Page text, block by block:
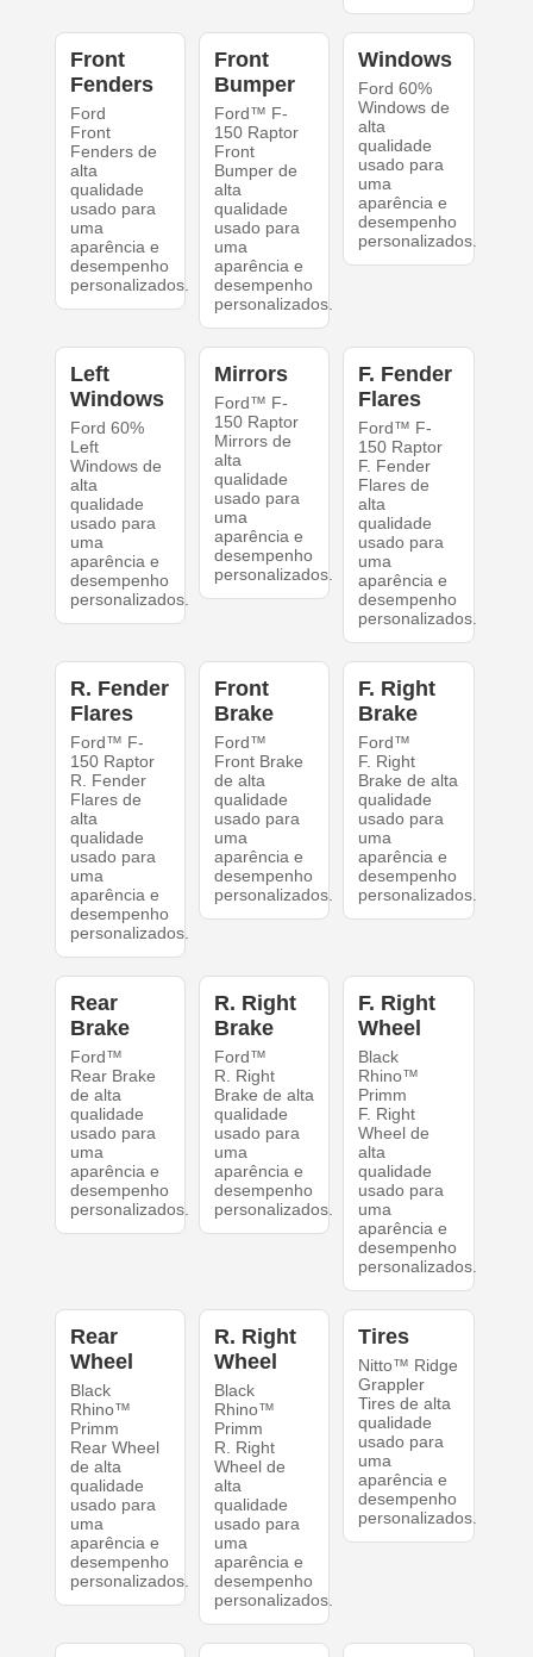
Front
Fenders
Ford
Front
Fenders de
alta
qualidade
usado para
uma
aparência e
desempenho
personalizados.
Front
Bumper
Ford™ F-
150 Raptor
Front
Bumper de
alta
qualidade
usado para
uma
aparência e
desempenho
personalizados.
Windows
Ford 60%
Windows de
alta
qualidade
usado para
uma
aparência e
desempenho
personalizados.
Left
Windows
Ford 60%
Left
Windows de
alta
qualidade
usado para
uma
aparência e
desempenho
personalizados.
Mirrors
Ford™ F-
150 Raptor
Mirrors de
alta
qualidade
usado para
uma
aparência e
desempenho
personalizados.
F. Fender
Flares
Ford™ F-
150 Raptor
F. Fender
Flares de
alta
qualidade
usado para
uma
aparência e
desempenho
personalizados.
R. Fender
Flares
Ford™ F-
150 Raptor
R. Fender
Flares de
alta
qualidade
usado para
uma
aparência e
desempenho
personalizados.
Front
Brake
Ford™
Front Brake
de alta
qualidade
usado para
uma
aparência e
desempenho
personalizados.
F. Right
Brake
Ford™
F. Right
Brake de alta
qualidade
usado para
uma
aparência e
desempenho
personalizados.
Rear
Brake
Ford™
Rear Brake
de alta
qualidade
usado para
uma
aparência e
desempenho
personalizados.
R. Right
Brake
Ford™
R. Right
Brake de alta
qualidade
usado para
uma
aparência e
desempenho
personalizados.
F. Right
Wheel
Black
Rhino™
Primm
F. Right
Wheel de
alta
qualidade
usado para
uma
aparência e
desempenho
personalizados.
Rear
Wheel
Black
Rhino™
Primm
Rear Wheel
de alta
qualidade
usado para
uma
aparência e
desempenho
personalizados.
R. Right
Wheel
Black
Rhino™
Primm
R. Right
Wheel de
alta
qualidade
usado para
uma
aparência e
desempenho
personalizados.
Tires
Nitto™ Ridge
Grappler
Tires de alta
qualidade
usado para
uma
aparência e
desempenho
personalizados.